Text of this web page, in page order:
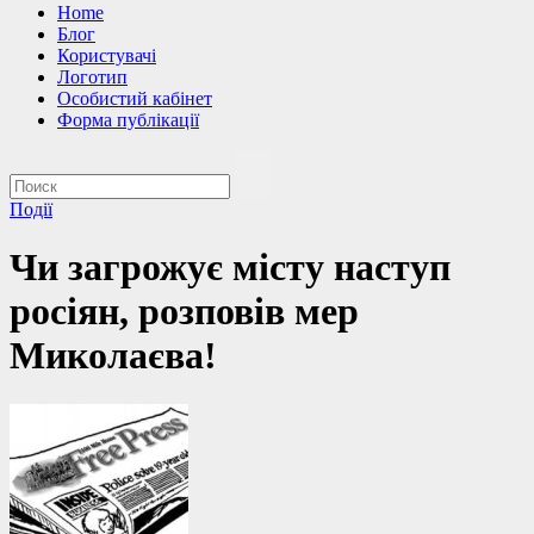
Home
Блог
Користувачі
Логотип
Особистий кабінет
Форма публікації
Події
Чи загрожує місту наступ
росіян, розповів мер
Миколаєва!